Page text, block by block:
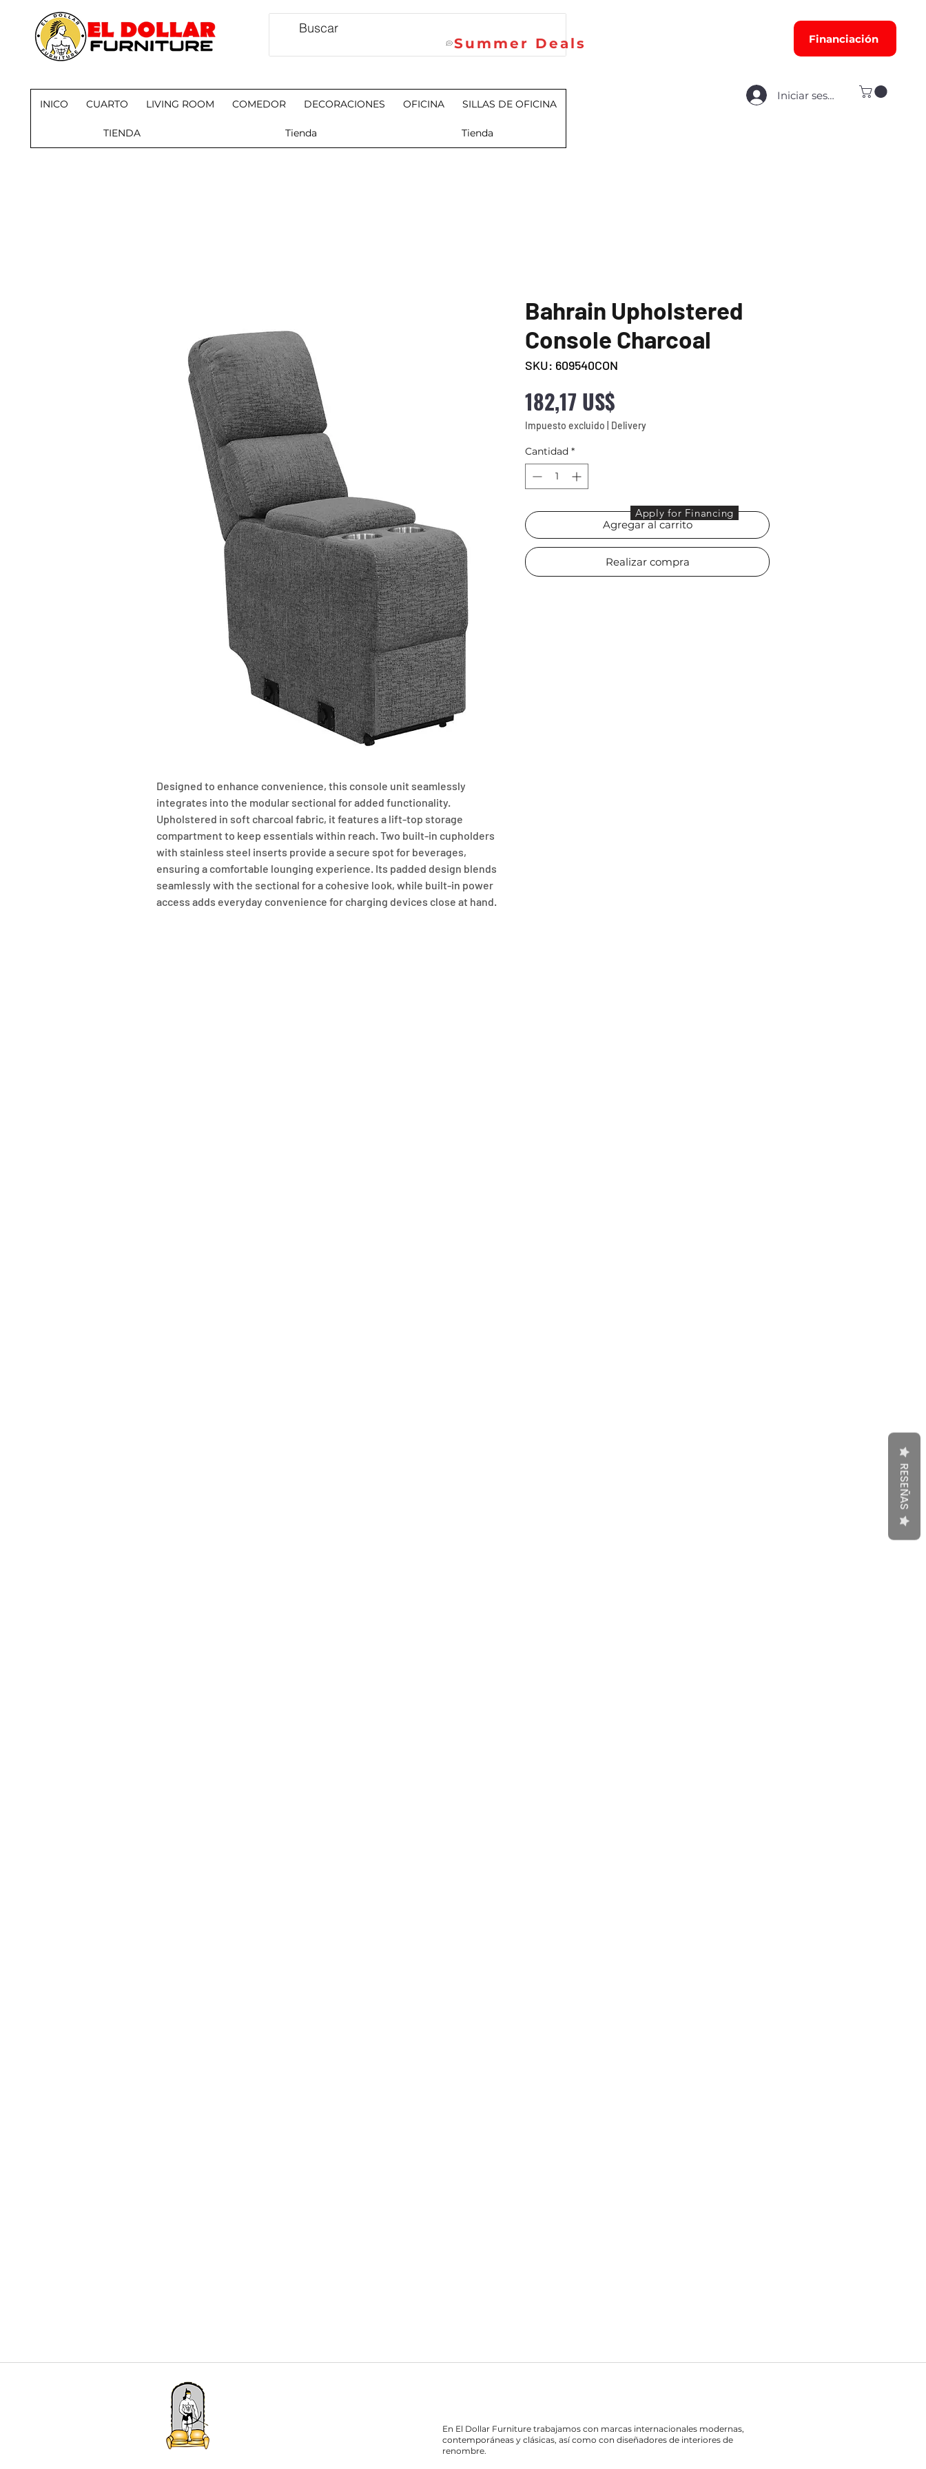
Summer Deals Financiación
INICO CUARTO LIVING ROOM COMEDOR DECORACIONES OFICINA SILLAS DE OFICINA
TIENDA Tienda Tienda
Iniciar sesión
Designed to enhance convenience, this console unit seamlessly
integrates into the modular sectional for added functionality.
Upholstered in soft charcoal fabric, it features a lift-top storage
compartment to keep essentials within reach. Two built-in cupholders
with stainless steel inserts provide a secure spot for beverages,
ensuring a comfortable lounging experience. Its padded design blends
seamlessly with the sectional for a cohesive look, while built-in power
access adds everyday convenience for charging devices close at hand.
Bahrain Upholstered
Console Charcoal
SKU: 609540CON
182,17 US$
Impuesto excluido Delivery
Cantidad *
Agregar al carrito
Realizar compra
Apply for Financing
En El Dollar Furniture trabajamos con marcas internacionales modernas,
contemporáneas y clásicas, así como con diseñadores de interiores de
renombre.
RESEÑAS